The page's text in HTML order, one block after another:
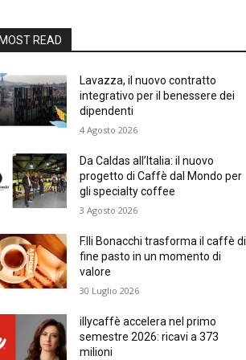
READ
Lavazza, il nuovo contratto
integrativo per il benessere dei
dipendenti
4 Agosto 2026
Da Caldas all’Italia: il nuovo
progetto di Caffè dal Mondo per
gli specialty coffee
3 Agosto 2026
F.lli Bonacchi trasforma il caffè di
fine pasto in un momento di
valore
30 Luglio 2026
illycaffè accelera nel primo
semestre 2026: ricavi a 373
milioni